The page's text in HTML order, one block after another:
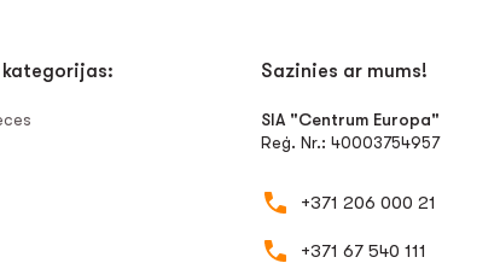
kategorijas: Sazinies ar mums!
SIA "Centrum Europa"
Reģ. Nr.: 40003754957
+371 206 000 21
+371 67 540 111